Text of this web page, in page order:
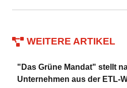
WEITERE ARTIKEL
"Das Grüne Mandat" stellt
Unternehmen aus der ETL-